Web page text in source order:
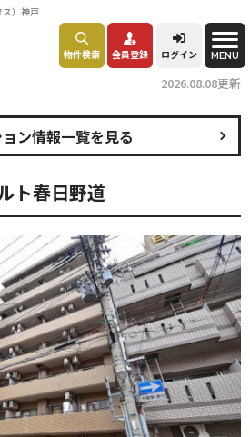
）神戸
物件検索 会員登録 ログイン MENU
2026.08.08更新
ト春日野道
ン情報一覧を見る